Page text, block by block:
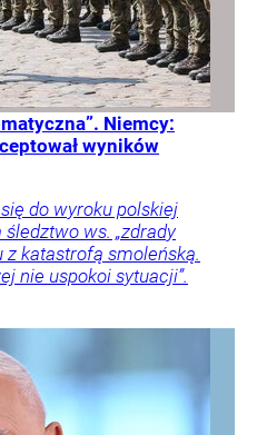
Niemcy:
wyników
do wyroku polskiej
ws. „zdrady
katastrofą smoleńską.
nie uspokoi sytuacji”.